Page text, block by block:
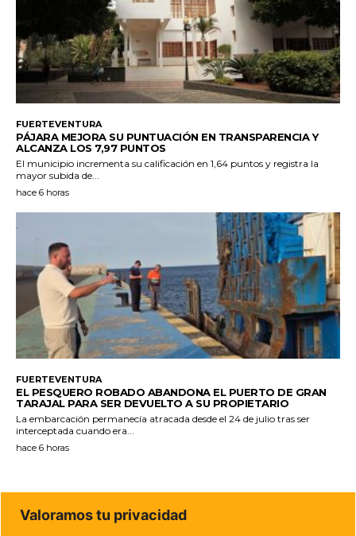
FUERTEVENTURA
PÁJARA MEJORA SU PUNTUACIÓN EN TRANSPARENCIA Y
ALCANZA LOS 7,97 PUNTOS
El municipio incrementa su calificación en 1,64 puntos y registra la
mayor subida de...
hace 6 horas
FUERTEVENTURA
EL PESQUERO ROBADO ABANDONA EL PUERTO DE GRAN
TARAJAL PARA SER DEVUELTO A SU PROPIETARIO
La embarcación permanecía atracada desde el 24 de julio tras ser
interceptada cuando era...
hace 6 horas